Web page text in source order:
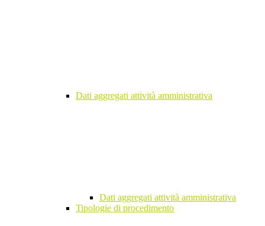
Dati aggregati attività amministrativa
Dati aggregati attività amministrativa
Tipologie di procedimento